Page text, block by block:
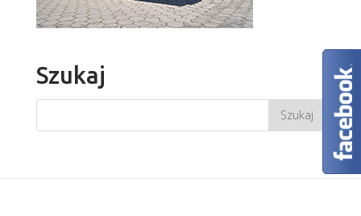
Szukaj